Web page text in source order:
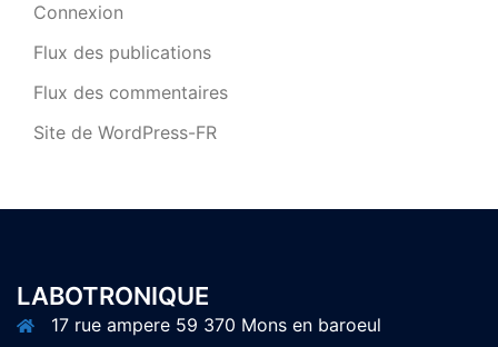
Connexion
Flux des publications
Flux des commentaires
Site de WordPress-FR
LABOTRONIQUE
17 rue ampere 59 370 Mons en baroeul